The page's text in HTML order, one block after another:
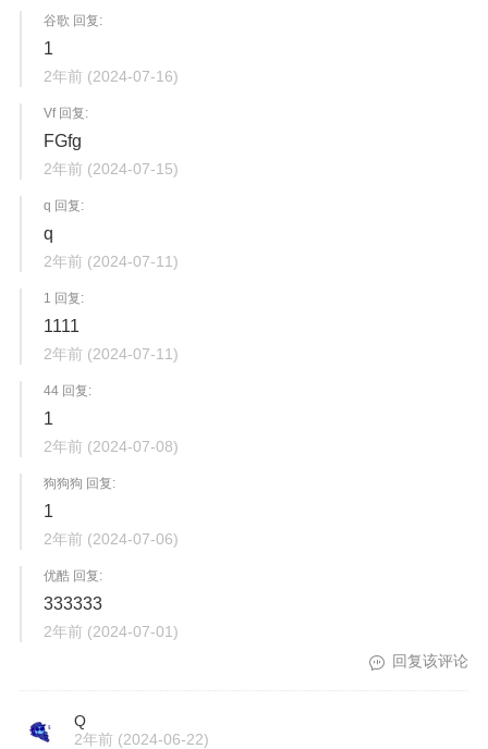
谷歌 回复:
1
2年前 (2024-07-16)
Vf 回复:
FGfg
2年前 (2024-07-15)
q 回复:
q
2年前 (2024-07-11)
1 回复:
1111
2年前 (2024-07-11)
44 回复:
1
2年前 (2024-07-08)
狗狗狗 回复:
1
2年前 (2024-07-06)
优酷 回复:
333333
2年前 (2024-07-01)
回复该评论
Q
2年前 (2024-06-22)